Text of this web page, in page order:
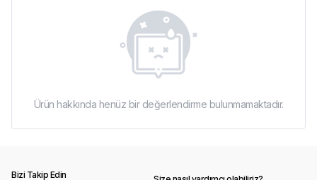
Ürün hakkında henüz bir değerlendirme bulunmamaktadır.
Bizi Takip Edin